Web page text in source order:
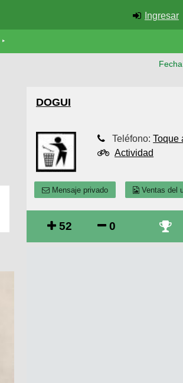
Ingresar
DOGUI
Teléfono:Toque
Actividad
Mensaje privado Ventas del
52 0